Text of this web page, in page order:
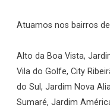
Atuamos nos bairros
Alto da Boa Vista,
Vila do Golfe, City
do Sul, Jardim Nova
Sumaré, Jardim